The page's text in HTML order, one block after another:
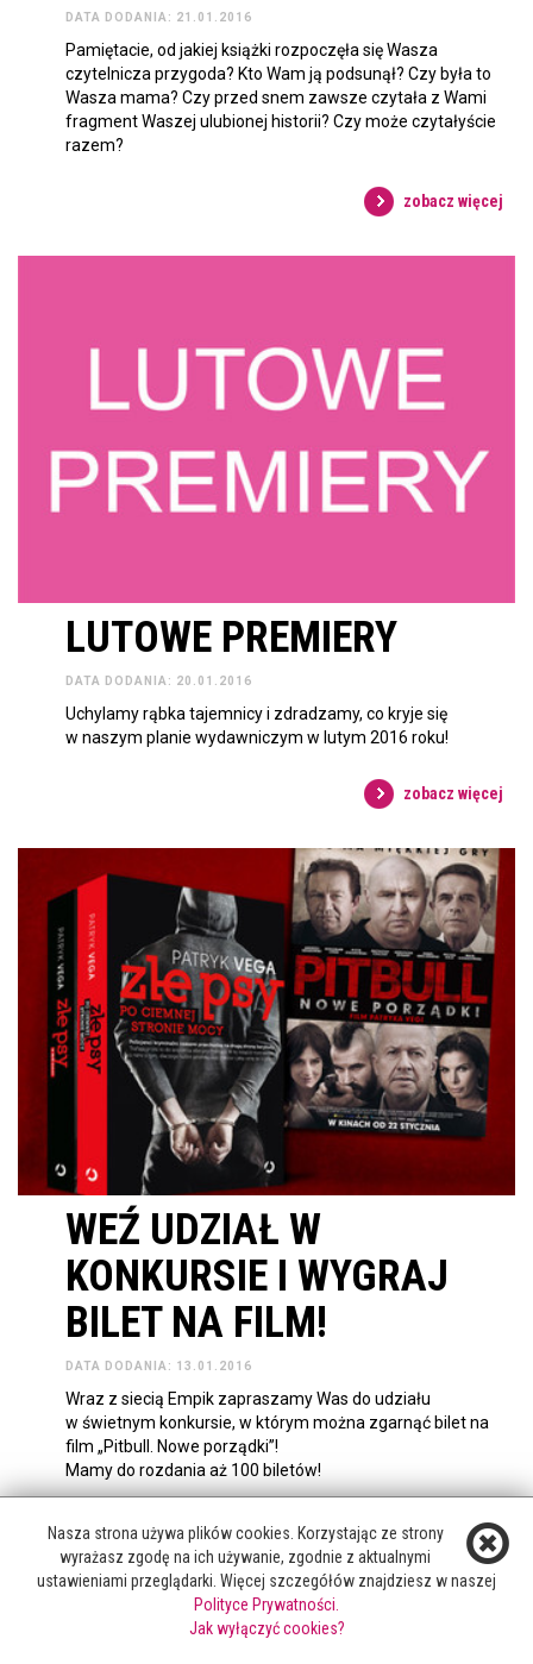
DATA DODANIA: 21.01.2016
Pamiętacie, od jakiej książki rozpoczęła się Wasza
czytelnicza przygoda? Kto Wam ją podsunął? Czy była to
Wasza mama? Czy przed snem zawsze czytała z Wami
fragment Waszej ulubionej historii? Czy może czytałyście
razem?
zobacz więcej
LUTOWE PREMIERY
DATA DODANIA: 20.01.2016
Uchylamy rąbka tajemnicy i zdradzamy, co kryje się
w naszym planie wydawniczym w lutym 2016 roku!
zobacz więcej
WEŹ UDZIAŁ W
KONKURSIE I WYGRAJ
BILET NA FILM!
DATA DODANIA: 13.01.2016
Wraz z siecią Empik zapraszamy Was do udziału
w świetnym konkursie, w którym można zgarnąć bilet na
film „Pitbull. Nowe porządki”!
Mamy do rozdania aż 100 biletów!
zobacz więcej
Nasza strona używa plików cookies. Korzystając ze strony
wyrażasz zgodę na ich używanie, zgodnie z aktualnymi
ustawieniami przeglądarki. Więcej szczegółów znajdziesz w naszej
Polityce Prywatności.
Jak wyłączyć cookies?